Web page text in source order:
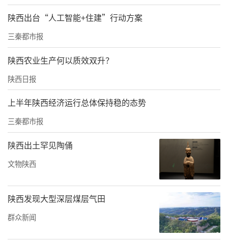
献智出力。要不断铸牢中华民族共同体意识教
育，开展特色系列活动，增进各族师生交往交
流交融。要抓好督查反馈意见整改工作，明确
目标，扎实推进。要坚持党的全面领导，压紧
压实各级党委主体责任，不断强化统战工作合
力。要锚定目标、凝心聚力，守正创新、真抓
实干，奋力开创陕西高校统战工作新局面，为
加快推进教育强省建设、实现民族复兴伟业贡
献智慧和力量。
虞浩桂强调，高校统战工作是统一战线的传统
领域和重要阵地。要深入学习贯彻习近平总书
记关于做好新时代党的统一战线工作的重要思
想，增强统战工作的科学性、预见性、主动
性、创造性。要准确把握新时代高校统战工作
陕西出台“人工智能+住建”行动方案
三秦都市报
陕西农业生产何以质效双升？
陕西日报
上半年陕西经济运行总体保持稳的态势
三秦都市报
陕西出土罕见陶俑
文物陕西
陕西发现大型深层煤层气田
群众新闻